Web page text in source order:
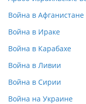
Война в Афганистане
Война в Ираке
Война в Карабахе
Война в Ливии
Война в Сирии
Война на Украине